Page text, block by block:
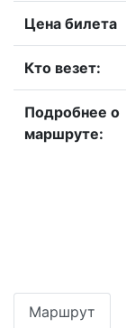
Цена билета
Кто везет:
Подробнее о
маршруте:
Маршрут